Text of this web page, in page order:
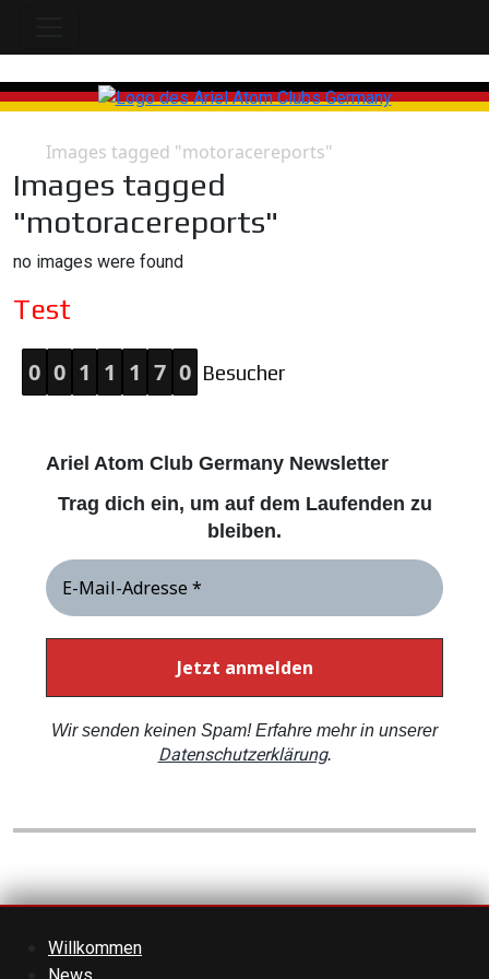
Images tagged "motoracereports"
Images tagged
"motoracereports"
no images were found
Test
0 0 1 1 1 7 0 Besucher
Ariel Atom Club Germany Newsletter
Trag dich ein, um auf dem Laufenden zu
bleiben.
Wir senden keinen Spam! Erfahre mehr in unserer
Datenschutzerklärung.
Willkommen